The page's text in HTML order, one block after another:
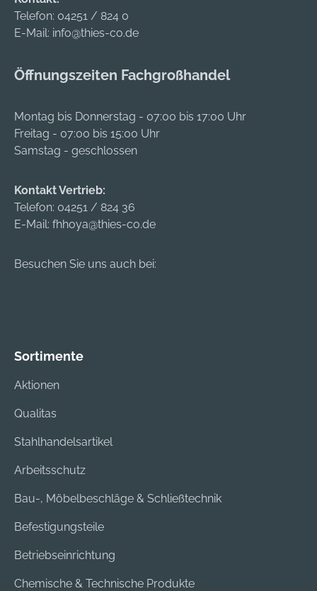
Wuchtgüte G 6,3 bei
15000 min-1 • Mit
Kühlkanalbohrung •
Werkzeugen mit
1880 Lieferung:
Kombi-
Aufsteckfräsdorn mit
Fräseranzugsschrau
und Passfeder.
Kühlkanalbohrung •
Werkzeugen mit
Quernut nach DIN
Telefon: 04251 / 824 0
E-Mail: info@thies-co.de
Öffnungszeiten Fachgroßhandel
Montag bis Donnerstag - 07:00 bis 17:00 Uhr
Freitag - 07:00 bis 15:00 Uhr
Samstag - geschlossen
Kontakt Vertrieb:
Telefon: 04251 / 824 36
E-Mail: fhhoya@thies-co.de
Besuchen Sie uns auch bei:
Sortimente
Aktionen
Qualitas
Stahlhandelsartikel
Arbeitsschutz
Bau-, Möbelbeschläge & Schließtechnik
Befestigungsteile
Betriebseinrichtung
Chemische & Technische Produkte